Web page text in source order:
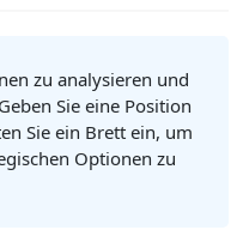
zu analysieren und
Sie eine Position
Sie ein Brett ein, um
Optionen zu